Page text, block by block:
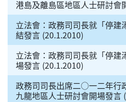
港島及離島區地區人士研討會
立法會：政務司司長就「停建
結發言 (20.1.2010)
立法會：政務司司長就「停建
場發言 (20.1.2010)
政務司司長出席二○一二年行
九龍地區人士研討會開場發言